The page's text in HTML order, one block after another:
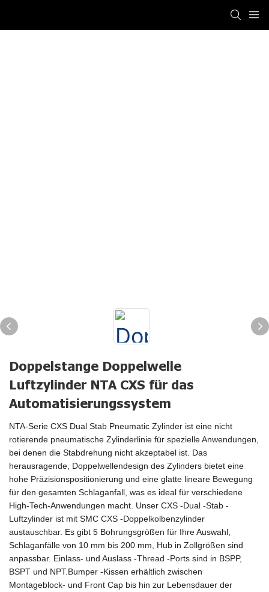
Doppelstange Doppelwelle
Luftzylinder NTA CXS für das
Automatisierungssystem
NTA-Serie CXS Dual Stab Pneumatic Zylinder ist eine nicht
rotierende pneumatische Zylinderlinie für spezielle Anwendungen,
bei denen die Stabdrehung nicht akzeptabel ist. Das
herausragende, Doppelwellendesign des Zylinders bietet eine
hohe Präzisionspositionierung und eine glatte lineare Bewegung
für den gesamten Schlaganfall, was es ideal für verschiedene
High-Tech-Anwendungen macht. Unser CXS -Dual -Stab -
Luftzylinder ist mit SMC CXS -Doppelkolbenzylinder
austauschbar. Es gibt 5 Bohrungsgrößen für Ihre Auswahl,
Schlaganfälle von 10 mm bis 200 mm, Hub in Zollgrößen sind
anpassbar. Einlass- und Auslass -Thread -Ports sind in BSPP,
BSPT und NPT.Bumper -Kissen erhältlich zwischen
Montageblock- und Front Cap bis hin zur Lebensdauer der